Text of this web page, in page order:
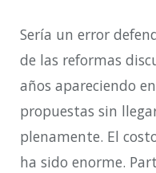
Sería un error
de las reformas
años apareciendo
propuestas sin
plenamente. El
ha sido enorme.